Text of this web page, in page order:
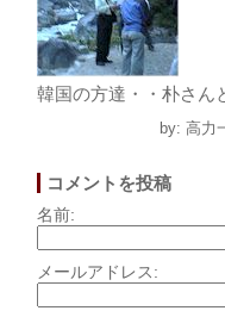
韓国の方達・・朴さん
by: 高力
コメントを投稿
名前:
メールアドレス: